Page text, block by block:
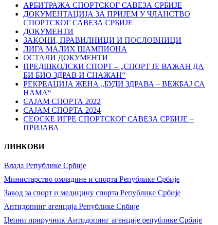
АРБИТРАЖА СПОРТСКОГ САВЕЗА СРБИЈЕ
ДОКУМЕНТАЦИЈА ЗА ПРИЈЕМ У ЧЛАНСТВО
СПОРТСКОГ САВЕЗА СРБИЈЕ
ДОКУМЕНТИ
ЗАКОНИ, ПРАВИЛНИЦИ И ПОСЛОВНИЦИ
ЛИГА МАЛИХ ШАМПИОНА
ОСТАЛИ ДОКУМЕНТИ
ПРЕДШКОЛСКИ СПОРТ – „СПОРТ ЈЕ ВАЖАН ДА
БИ БИО ЗДРАВ И СНАЖАН“
РЕКРЕАЦИЈА ЖЕНА „БУДИ ЗДРАВА – ВЕЖБАЈ СА
НАМА“
САЈАМ СПОРТА 2022
САЈАМ СПОРТА 2024
СЕОСКЕ ИГРЕ СПОРТСКОГ САВЕЗА СРБИЈЕ –
ПРИЈАВА
ЛИНКОВИ
Влада Републике Србије
Министарство омладине и спорта Републике Србије
Завод за спорт и медицину спорта Републике Србије
Антидопинг агенција Републике Србије
Џепни приручник Антидопинг агенције републике Србије